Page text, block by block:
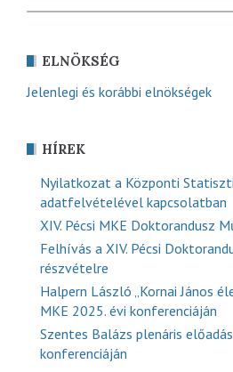
ELNÖKSÉG
Jelenlegi és korábbi elnökségek
HÍREK
Nyilatkozat a Központi
adatfelvételével kapcsolatban
XIV. Pécsi MKE Doktorandusz
Felhívás a XIV. Pécsi
részvételre
Halpern László „Kornai János
MKE 2025. évi konferenciáján
Szentes Balázs plenáris
konferenciáján